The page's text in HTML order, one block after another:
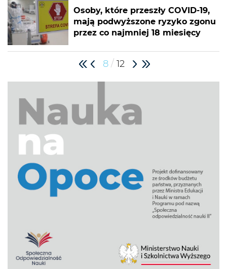
Osoby, które przeszły COVID-19,
mają podwyższone ryzyko zgonu
przez co najmniej 18 miesięcy
8 / 12